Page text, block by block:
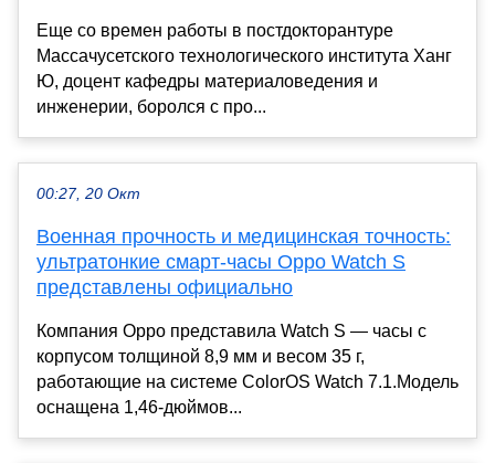
Еще со времен работы в постдокторантуре
Массачусетского технологического института Ханг
Ю, доцент кафедры материаловедения и
инженерии, боролся с про...
00:27, 20 Окт
Военная прочность и медицинская точность:
ультратонкие смарт-часы Oppo Watch S
представлены официально
Компания Oppo представила Watch S — часы с
корпусом толщиной 8,9 мм и весом 35 г,
работающие на системе ColorOS Watch 7.1.Модель
оснащена 1,46-дюймов...